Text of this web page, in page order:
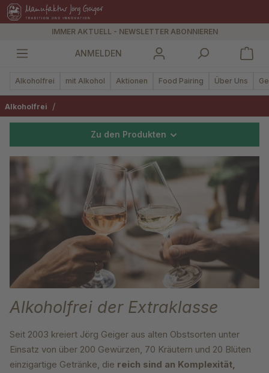
springen
IMMER AKTUELL - NEWSLETTER ABONNIEREN
ANMELDEN
Alkoholfrei mit Alkohol Aktionen Food Pairing Über Uns
Alkoholfrei /
Zu den Produkten
Alkoholfrei der Extraklasse
Seit 2003 kreiert Jörg Geiger aus alten Obstsorten unter
Einsatz von über 200 Gewürzen, 70 Kräutern und 20 Blüten
einzigartige Getränke, die reich sind an Komplexität,